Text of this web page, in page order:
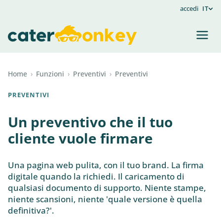
accedi IT
Home › Funzioni › Preventivi › Preventivi
PREVENTIVI
Un preventivo che il tuo
cliente vuole firmare
Una pagina web pulita, con il tuo brand. La firma
digitale quando la richiedi. Il caricamento di
qualsiasi documento di supporto. Niente stampe,
niente scansioni, niente 'quale versione è quella
definitiva?'.